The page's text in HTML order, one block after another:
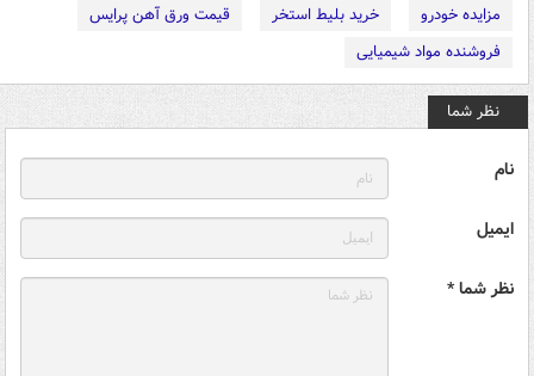
مزایده خودرو
خرید بلیط استخر
قیمت ورق آهن پرایس
فروشنده مواد شیمیایی
نظر شما
نام
ایمیل
نظر شما *